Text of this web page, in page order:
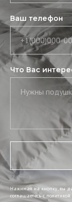
Ваш телефон
+1(000)000-
Что Вас
Нажимая на кнопку, вы
соглашаетесь c